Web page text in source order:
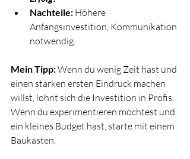
Nachteile: Höhere
Anfangsinvestition, Kommunikation
notwendig.
Mein Tipp: Wenn du wenig Zeit hast und
einen starken ersten Eindruck machen
willst, lohnt sich die Investition in Profis.
Wenn du experimentieren möchtest und
ein kleines Budget hast, starte mit einem
Baukasten.